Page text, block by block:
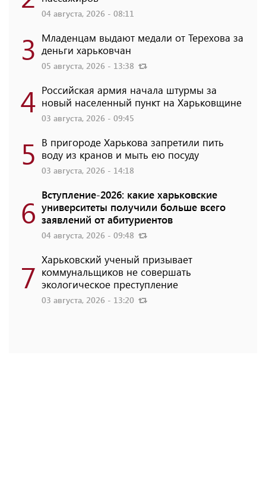
04 августа, 2026 - 08:11
3 Младенцам выдают медали от Терехова за
деньги харьковчан
05 августа, 2026 - 13:38
4 Российская армия начала штурмы за
новый населенный пункт на Харьковщине
03 августа, 2026 - 09:45
5 В пригороде Харькова запретили пить
воду из кранов и мыть ею посуду
03 августа, 2026 - 14:18
6 Вступление-2026: какие харьковские
университеты получили больше всего
заявлений от абитуриентов
04 августа, 2026 - 09:48
7 Харьковский ученый призывает
коммунальщиков не совершать
экологическое преступление
03 августа, 2026 - 13:20